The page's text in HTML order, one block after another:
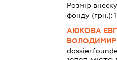
Розмір
фонду (грн.):
АЮКОВА